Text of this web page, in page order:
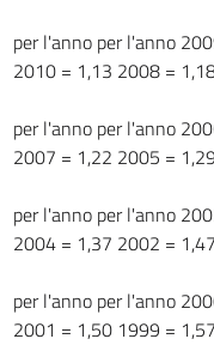
per l'anno per l'anno
2010 = 1,13 2008 =
per l'anno per l'anno
2007 = 1,22 2005 = 1,29
per l'anno per l'anno
2004 = 1,37 2002 = 1,47
per l'anno per l'anno
2001 = 1,50 1999 = 1,57